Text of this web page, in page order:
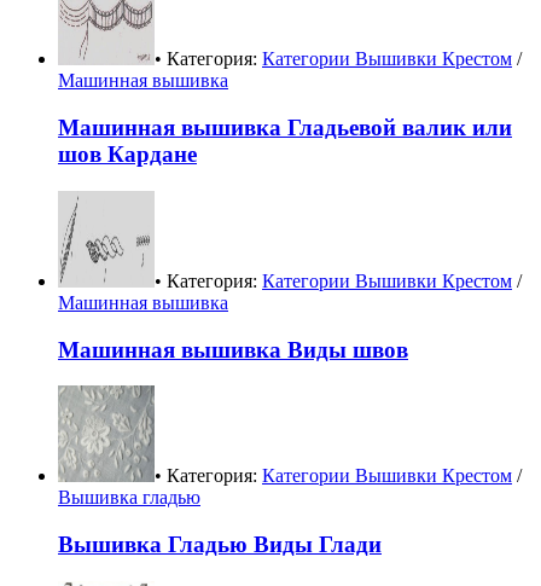
• Категория: Категории Вышивки Крестом /
Машинная вышивка
Машинная вышивка Гладьевой валик или
шов Кардане
• Категория: Категории Вышивки Крестом /
Машинная вышивка
Машинная вышивка Виды швов
• Категория: Категории Вышивки Крестом /
Вышивка гладью
Вышивка Гладью Виды Глади